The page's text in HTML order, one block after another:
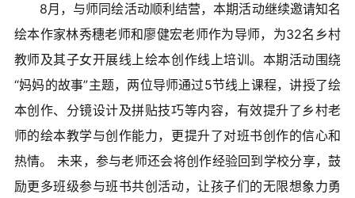
8月，与师同绘活动顺利结营，本期活动继续邀请知名
绘本作家林秀穗老师和廖健宏老师作为导师，为32名乡村
教师及其子女开展线上绘本创作线上培训。本期活动围绕
“妈妈的故事”主题，两位导师通过5节线上课程，讲授了绘
本创作、分镜设计及拼贴技巧等内容，有效提升了乡村老
师的绘本教学与创作能力，更提升了对班书创作的信心和
热情。 未来，参与老师还会将创作经验回到学校分享，鼓
励更多班级参与班书共创活动，让孩子们的无限想象力勇